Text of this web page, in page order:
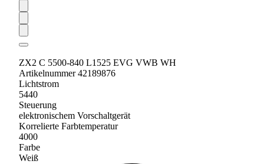
ZX2 C 5500-840 L1525 EVG VWB WH
Artikelnummer 42189876
Lichtstrom
5440
Steuerung
elektronischem Vorschaltgerät
Korrelierte Farbtemperatur
4000
Farbe
Weiß